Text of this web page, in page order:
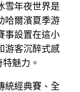
雪年夜世界是
哈爾濱夏季游
事設置在這小
游客沉醉式感
魅力。
統經典賽、全